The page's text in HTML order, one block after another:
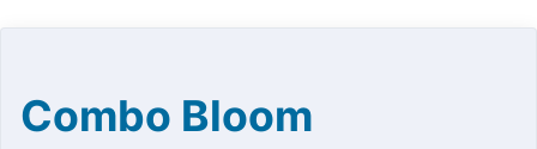
Combo Bloom